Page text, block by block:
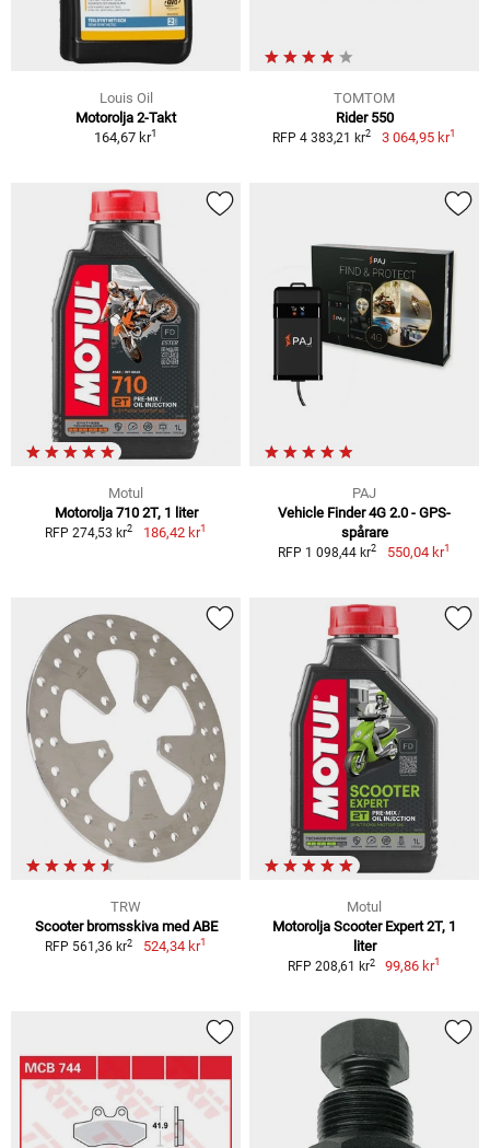
Louis Oil
Motorolja 2-Takt
164,67 kr1
TOMTOM
Rider 550
RFP 4 383,21 kr2 3 064,95 kr1
Motul
Motorolja 710 2T, 1 liter
RFP 274,53 kr2 186,42 kr1
PAJ
Vehicle Finder 4G 2.0 - GPS-
spårare
RFP 1 098,44 kr2 550,04 kr1
TRW
Scooter bromsskiva med ABE
RFP 561,36 kr2 524,34 kr1
Motul
Motorolja Scooter Expert 2T, 1
liter
RFP 208,61 kr2 99,86 kr1